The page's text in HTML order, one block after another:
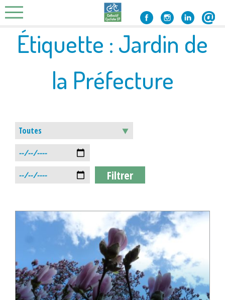
Skip
to
contentÉtiquette : Jardin de
la Préfecture